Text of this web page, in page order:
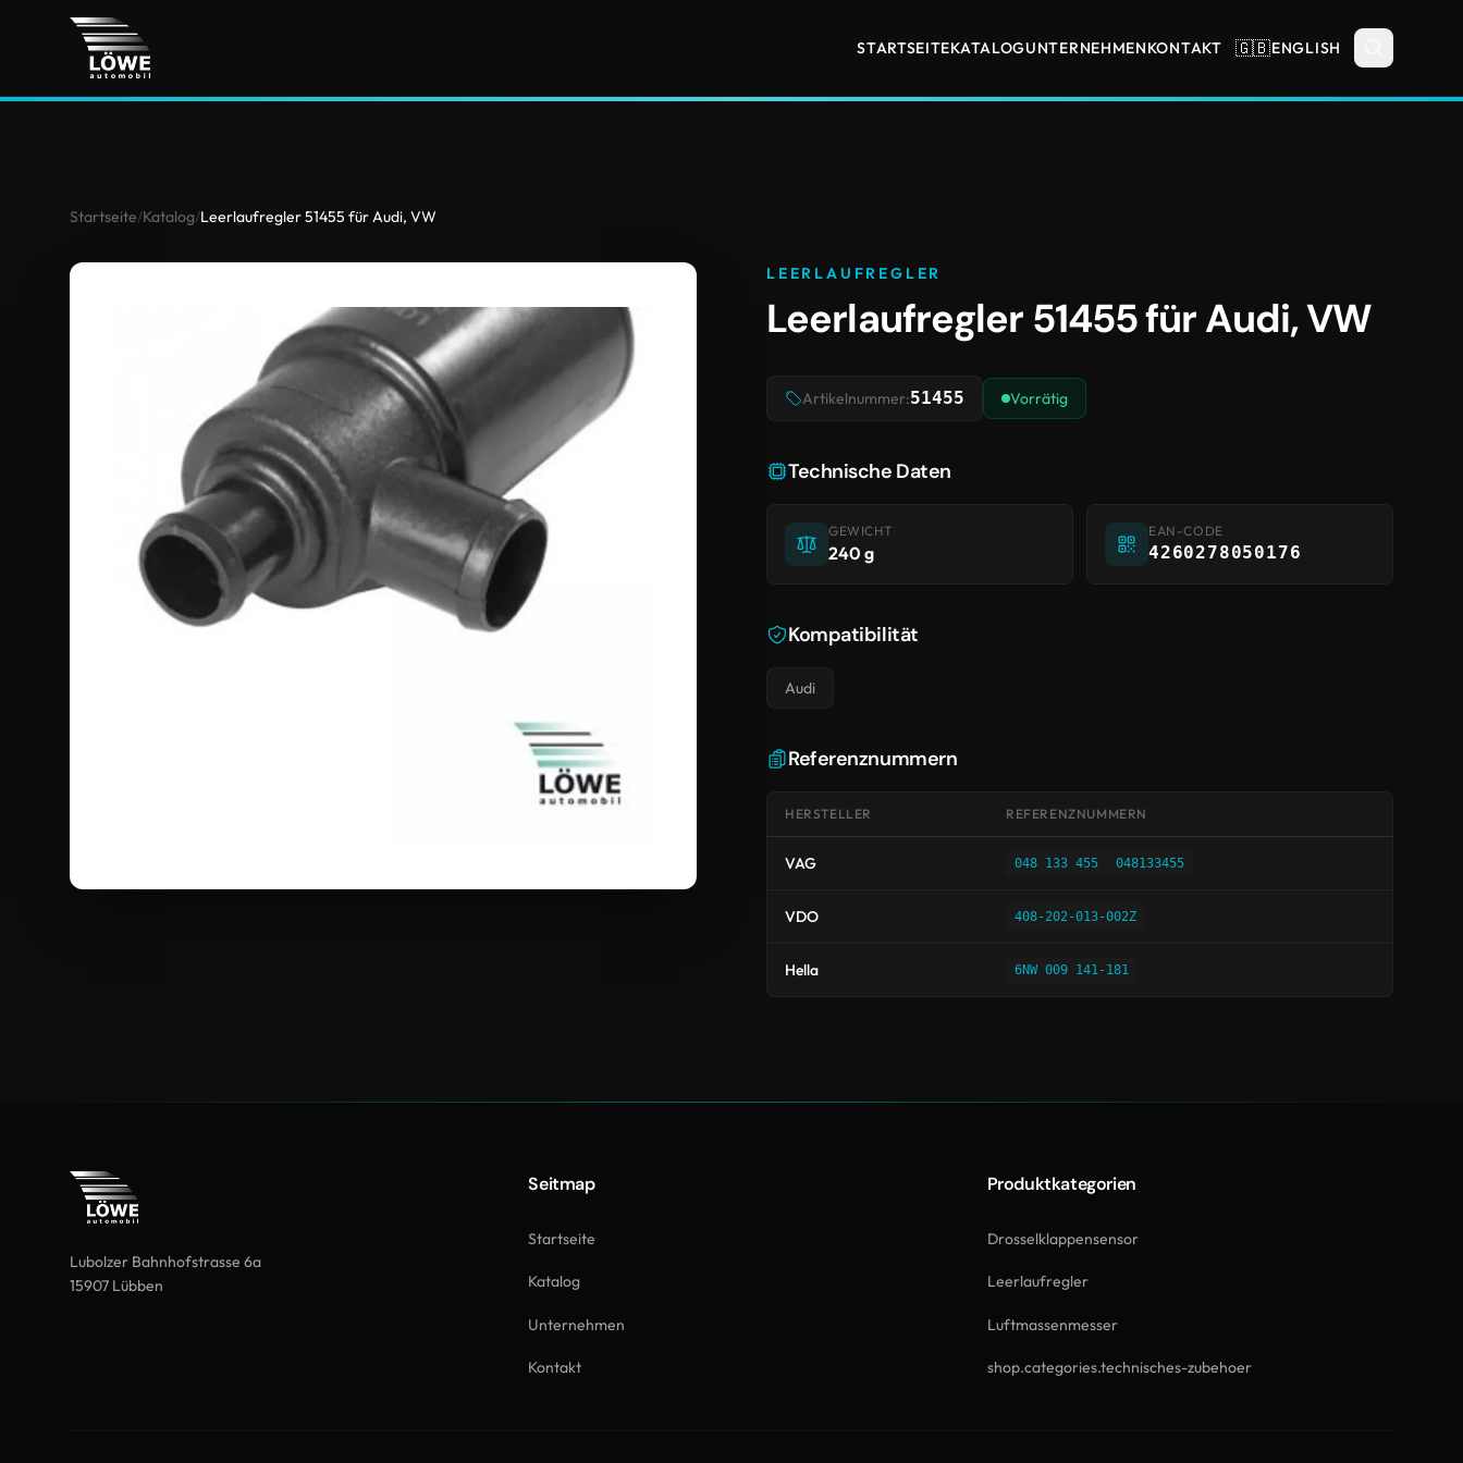
STARTSEITEKATALOGUNTERNEHMENKONTAKT 🇬🇧ENGLISH
Startseite/Katalog/Leerlaufregler 51455 für Audi, VW
LEERLAUFREGLER
Leerlaufregler 51455 für Audi, VW
Artikelnummer:51455 Vorrätig
Technische Daten
GEWICHT
240 g
EAN-CODE
4260278050176
Kompatibilität
Audi
Referenznummern
HERSTELLER REFERENZNUMMERN
VAG 048 133 455 048133455
VDO 408-202-013-002Z
Hella 6NW 009 141-181
Lubolzer Bahnhofstrasse 6a
15907 Lübben
Seitmap
Startseite
Katalog
Unternehmen
Kontakt
Produktkategorien
Drosselklappensensor
Leerlaufregler
Luftmassenmesser
shop.categories.technisches-zubehoer